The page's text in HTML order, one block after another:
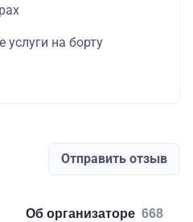
услуги на борту
Отправить отзыв
об организаторе 668